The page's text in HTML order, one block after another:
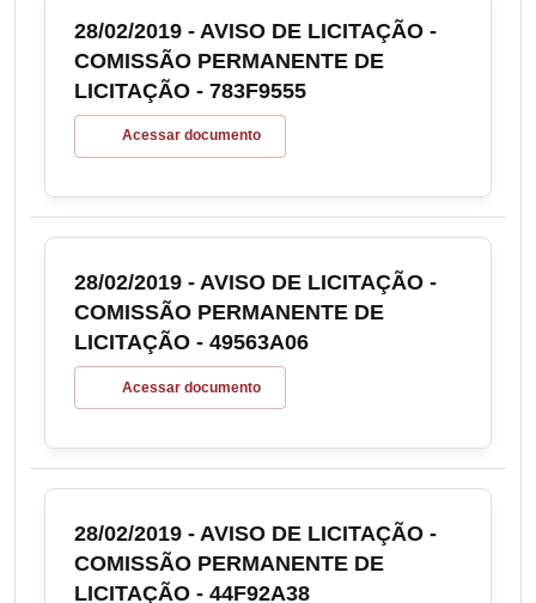
28/02/2019 - AVISO DE LICITAÇÃO -
COMISSÃO PERMANENTE DE
LICITAÇÃO - 783F9555
Acessar documento
28/02/2019 - AVISO DE LICITAÇÃO -
COMISSÃO PERMANENTE DE
LICITAÇÃO - 49563A06
Acessar documento
28/02/2019 - AVISO DE LICITAÇÃO -
COMISSÃO PERMANENTE DE
LICITAÇÃO - 44F92A38